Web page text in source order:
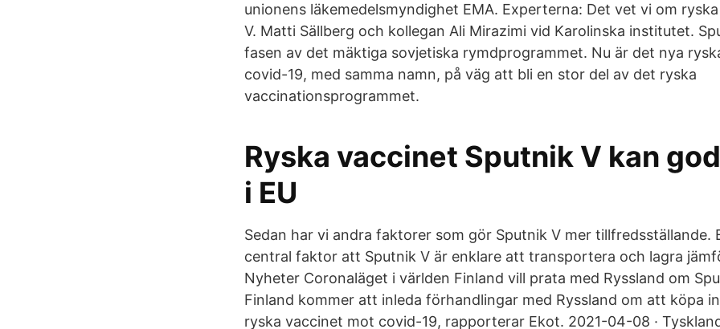
unionens läkemedelsmyndighet EMA. Experterna: Det vet vi om
V. Matti Sällberg och kollegan Ali Mirazimi vid Karolinska institutet.
fasen av det mäktiga sovjetiska rymdprogrammet. Nu är det nya
covid-19, med samma namn, på väg att bli en stor del av det ryska
vaccinationsprogrammet.
Ryska vaccinet Sputnik V kan
i EU
Sedan har vi andra faktorer som gör Sputnik V mer tillfredsställande.
central faktor att Sputnik V är enklare att transportera och lagra
Nyheter Coronaläget i världen Finland vill prata med Ryssland om
Finland kommer att inleda förhandlingar med Ryssland om att köpa
ryska vaccinet mot covid-19, rapporterar Ekot. 2021-04-08 ·